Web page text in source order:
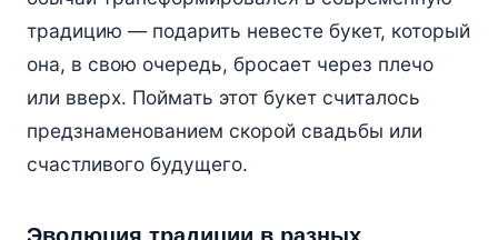
традицию — подарить невесте букет, который
она, в свою очередь, бросает через плечо
или вверх. Поймать этот букет считалось
предзнаменованием скорой свадьбы или
счастливого будущего.